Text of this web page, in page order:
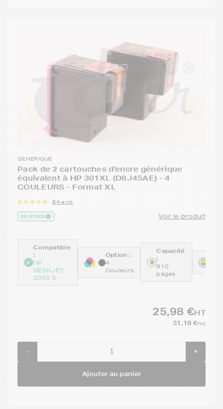
GENERIQUE
Pack de 2 cartouches d'encre générique
équivalent à HP 301XL (D8J45AE) - 4
COULEURS - Format XL
84 avis
EN STOCK Voir le produit
Compatible
:
HP
DESKJET
2050 S
Option :
4
Couleurs
Capacité
:
810
pages
25,98 €HT
31,18 €TTC
- +
Ajouter au panier